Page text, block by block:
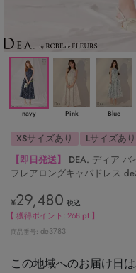
navy Pink Blue
XSサイズあり Lサイズあり
【即日発送】
DEA. ディア バ
フレアロングキャバドレス
¥29,480 税込
【 獲得ポイント:268 pt 】
商品番号 de3783
この地域へのお届け日